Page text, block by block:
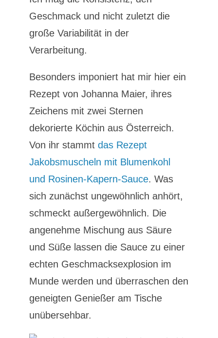
Geschmack und nicht zuletzt die
große Variabilität in der
Verarbeitung.
Besonders imponiert hat mir hier ein
Rezept von Johanna Maier, ihres
Zeichens mit zwei Sternen
dekorierte Köchin aus Österreich.
Von ihr stammt das Rezept
Jakobsmuscheln mit Blumenkohl
und Rosinen-Kapern-Sauce. Was
sich zunächst ungewöhnlich anhört,
schmeckt außergewöhnlich. Die
angenehme Mischung aus Säure
und Süße lassen die Sauce zu einer
echten Geschmacksexplosion im
Munde werden und überraschen den
geneigten Genießer am Tische
unübersehbar.